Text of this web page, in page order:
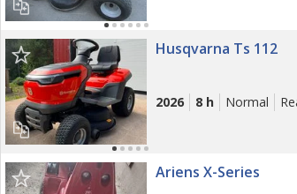
Husqvarna Ts 112
2026 8 h Normal
Ariens X-Series